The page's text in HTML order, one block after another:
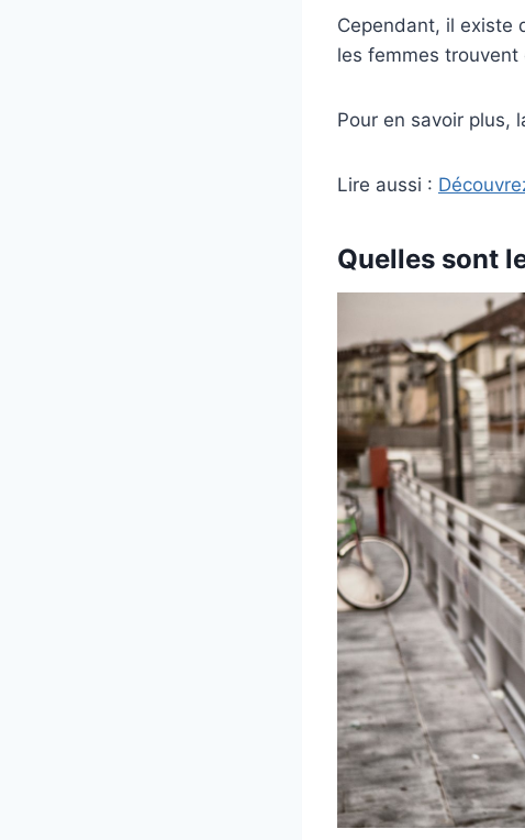
Cependant, il existe
les femmes
Pour en savoir plus,
Lire aussi :
Quelles sont